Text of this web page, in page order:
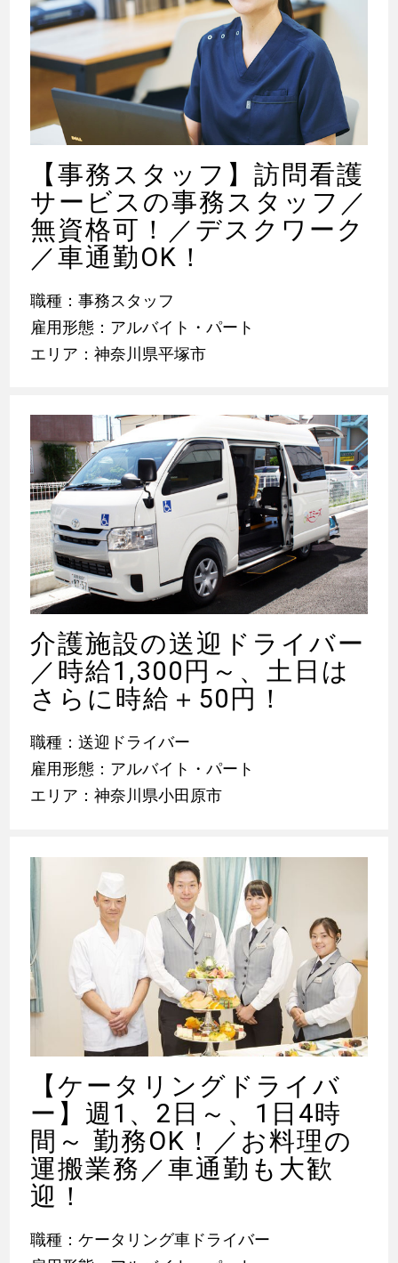
【事務スタッフ】訪問看護
サービスの事務スタッフ／
無資格可！／デスクワーク
／車通勤OK！
職種：事務スタッフ
雇用形態：アルバイト・パート
エリア：神奈川県平塚市
介護施設の送迎ドライバー
／時給1,300円～、土日は
さらに時給＋50円！
職種：送迎ドライバー
雇用形態：アルバイト・パート
エリア：神奈川県小田原市
【ケータリングドライバ
ー】週1、2日～、1日4時
間～ 勤務OK！／お料理の
運搬業務／車通勤も大歓
迎！
職種：ケータリング車ドライバー